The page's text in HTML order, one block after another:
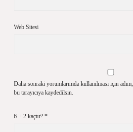
Web Sitesi
Daha sonraki yorumlarımda kullanılması için
bu tarayıcıya kaydedilsin.
6 + 2 kaçtır? *